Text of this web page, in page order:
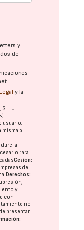
y
de
y la
S.L.U.
usuario.
misma o
la
para
Cesión:
del
Derechos:
y
con
no
presentar